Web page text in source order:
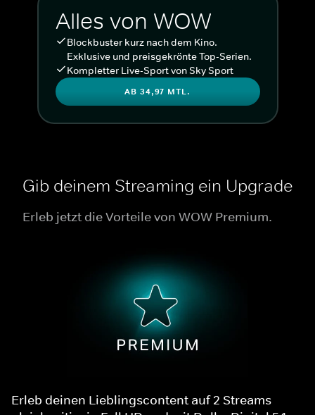
Alles von WOW
Blockbuster kurz nach dem Kino.
Exklusive und preisgekrönte Top-Serien.
Kompletter Live-Sport von Sky Sport
AB 34,97 MTL.
Gib deinem Streaming ein Upgrade
Erleb jetzt die Vorteile von WOW Premium.
Erleb deinen Lieblingscontent auf 2 Streams